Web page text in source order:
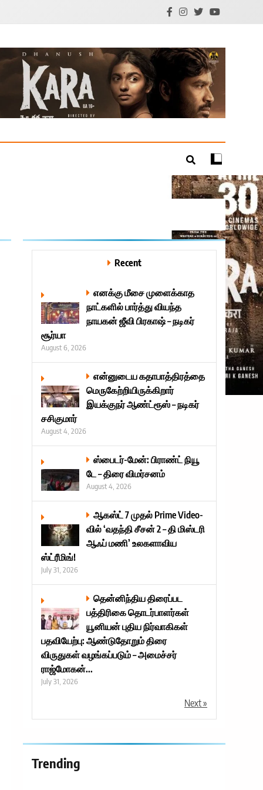
Cinema | Technology
Recent
எனக்கு மீசை முளைக்காத
நாட்களில் பார்த்து வியந்த
நாயகன் ஜீவி பிரகாஷ் – நடிகர்
சூர்யா
August 6, 2026
என்னுடைய கதாபாத்திரத்தை
மெருகேற்றியிருக்கிறார்
இயக்குநர் ஆண்ட்ரூஸ் – நடிகர்
சசிகுமார்
August 4, 2026
ஸ்பைடர்-மேன்: பிராண்ட் நியூ
டே – திரை விமர்சனம்
August 4, 2026
ஆகஸ்ட் 7 முதல் Prime Video-
வில் ‘வதந்தி சீசன் 2 – தி மிஸ்டரி
ஆஃப் மணி’ உலகளாவிய
ஸ்ட்ரீமிங்!
July 31, 2026
தென்னிந்திய திரைப்பட
பத்திரிகை தொடர்பாளர்கள்
யூனியன் புதிய நிர்வாகிகள்
பதவியேற்பு: ஆண்டுதோறும் திரை
விருதுகள் வழங்கப்படும் – அமைச்சர்
ராஜ்மோகன்...
July 31, 2026
Next »
Trending